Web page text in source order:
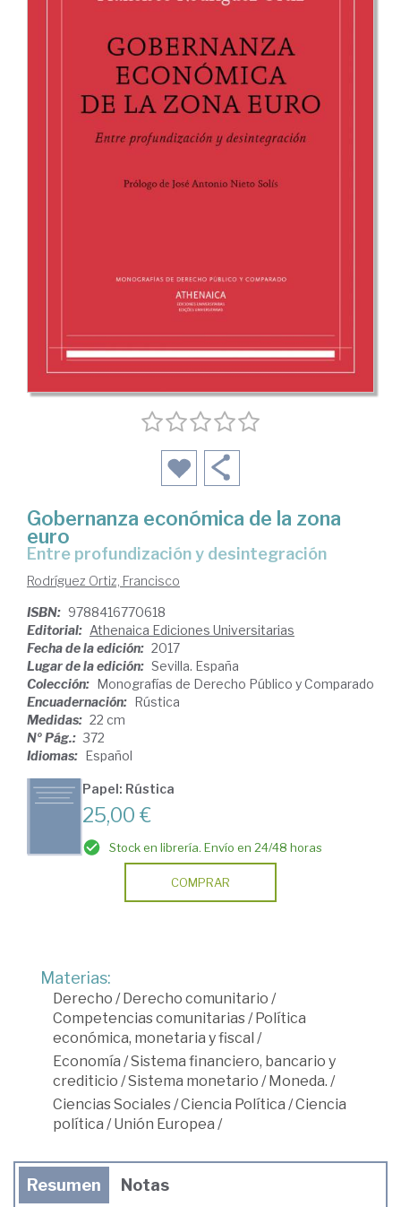
Gobernanza económica de la zona
euro
entre profundización y desintegración
Rodríguez Ortiz, Francisco
ISBN: 9788416770618
Editorial: Athenaica Ediciones Universitarias
Fecha de la edición: 2017
Lugar de la edición: Sevilla. España
Colección: Monografías de Derecho Público y Comparado
Encuadernación: Rústica
Medidas: 22 cm
Nº Pág.: 372
Idiomas: Español
Papel: Rústica
25,00 €
Stock en librería. Envío en 24/48 horas
COMPRAR
Materias:
Derecho /Derecho comunitario /
Competencias comunitarias/Política
económica, monetaria y fiscal /
Economía /Sistema financiero, bancario y
crediticio /Sistema monetario /Moneda. /
Ciencias Sociales/Ciencia Política /Ciencia
política /Unión Europea /
Resumen Notas